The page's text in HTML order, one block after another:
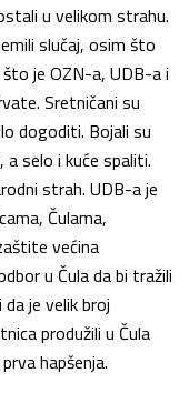
u velikom strahu.
slučaj, osim što
je OZN-a, UDB-a i
Sretničani su
dogoditi. Bojali su
a selo i kuće spaliti.
strah. UDB-a je
Čulama,
većina
u Čula da bi tražili
je velik broj
produžili u Čula
hapšenja.